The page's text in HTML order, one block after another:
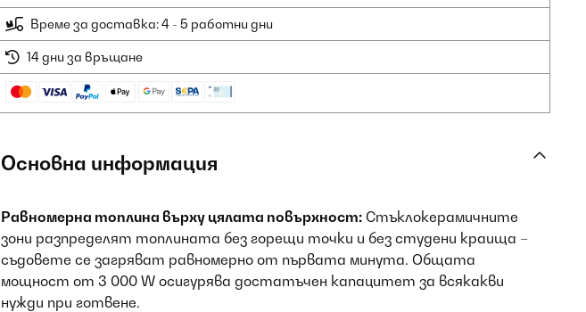
Време за доставка: 4 - 5 работни дни
14 дни за връщане
Основна информация
Равномерна топлина върху цялата повърхност: Стъклокерамичните
зони разпределят топлината без горещи точки и без студени краища –
съдовете се загряват равномерно от първата минута. Общата
мощност от 3 000 W осигурява достатъчен капацитет за всякакви
нужди при готвене.